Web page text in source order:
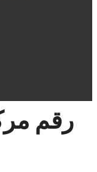
رقم